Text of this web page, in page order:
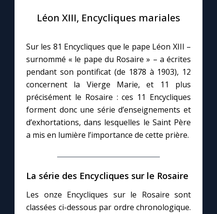
La vidéo de la semaine
Le magazine
Le site internet
Questions-réponses
Prier au quotidien
Avec Thérèse de Lisieux
L'Évangile chaque jour
Léon XIII, Encycliques mariales
Sur les 81 Encycliques que le pape Léon XIII –
surnommé « le pape du Rosaire » – a écrites
pendant son pontificat (de 1878 à 1903), 12
concernent la Vierge Marie, et 11 plus
précisément le Rosaire : ces 11 Encycliques
forment donc une série d’enseignements et
d’exhortations, dans lesquelles le Saint Père
a mis en lumière l’importance de cette prière.
La série des Encycliques sur le Rosaire
Les onze Encycliques sur le Rosaire sont
classées ci-dessous par ordre chronologique.